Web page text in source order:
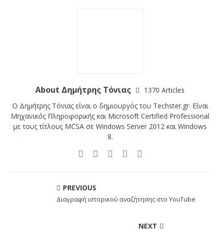
About Δημήτρης Τόνιας
1370 Articles
Ο Δημήτρης Τόνιας είναι ο δημιουργός του Techster.gr. Είναι
Μηχανικός Πληροφορικής και Microsoft Certified Professional
με τους τίτλους MCSA σε Windows Server 2012 και Windows
8.
PREVIOUS
Διαγραφή ιστορικού αναζήτησης στο YouTube
NEXT